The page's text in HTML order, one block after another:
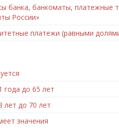
банка, банкоматы, платежные
России»
платежи (равными
года до 65 лет
лет до 70 лет
значения